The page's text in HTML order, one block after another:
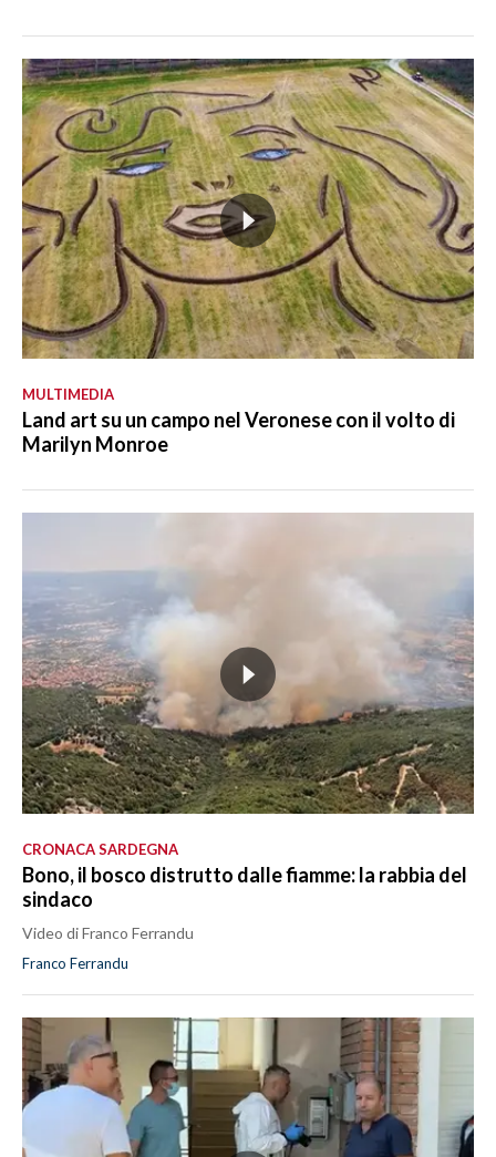
MULTIMEDIA
Land art su un campo nel Veronese con il volto di
Marilyn Monroe
CRONACA SARDEGNA
Bono, il bosco distrutto dalle fiamme: la rabbia del
sindaco
Video di Franco Ferrandu
Franco Ferrandu